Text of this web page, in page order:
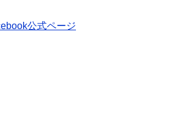
公式ページ